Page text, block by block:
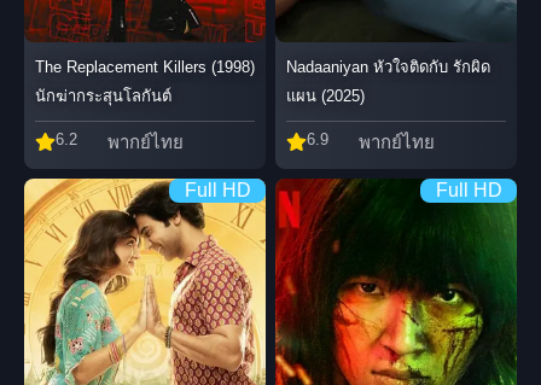
The Replacement Killers (1998)
นักฆ่ากระสุนโลกันต์
6.2 พากย์ไทย
Nadaaniyan หัวใจติดกับ รักผิด
แผน (2025)
6.9 พากย์ไทย
Full HD Full HD